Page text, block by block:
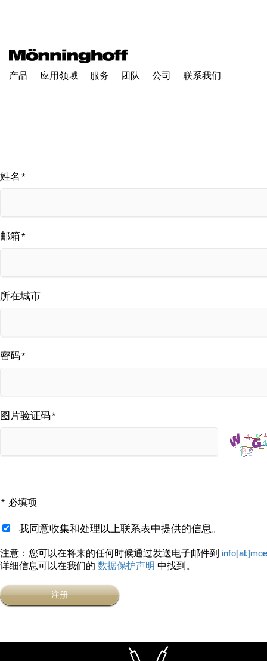
产品 应用领域 服务 团队 公司 联系我们
姓名 *
邮箱 *
所在城市
密码*
图片验证码*
* 必填项
我同意收集和处理以上联系表中提供的信息。
注意：您可以在将来的任何时候通过发送电子邮件到
详细信息可以在我们的 数据保护声明 中找到。
注册